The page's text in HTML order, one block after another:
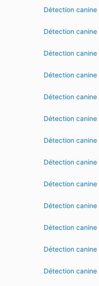
Détection canine
Détection
Détection canine
Détection canine
Détection canine
Détection canine
Détection canine
Détection canine
Détection
Détection canine
Détection canine
Détection canine
Détection canine